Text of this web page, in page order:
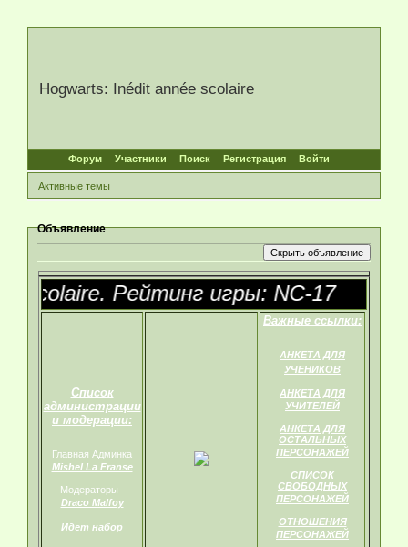
Hogwarts: Inédit année scolaire
Форум Участники Поиск Регистрация Войти
Активные темы
Объявление
Рейтинг игры: NC-17
Список
администрации
и модерации:
Главная Админка
Mishel La Franse
Модераторы -
Draco Malfoy
Идет набор
Важные ссылки:
АНКЕТА ДЛЯ
УЧЕНИКОВ
АНКЕТА ДЛЯ
УЧИТЕЛЕЙ
АНКЕТА ДЛЯ
ОСТАЛЬНЫХ
ПЕРСОНАЖЕЙ
СПИСОК
СВОБОДНЫХ
ПЕРСОНАЖЕЙ
ОТНОШЕНИЯ
ПЕРСОНАЖЕЙ